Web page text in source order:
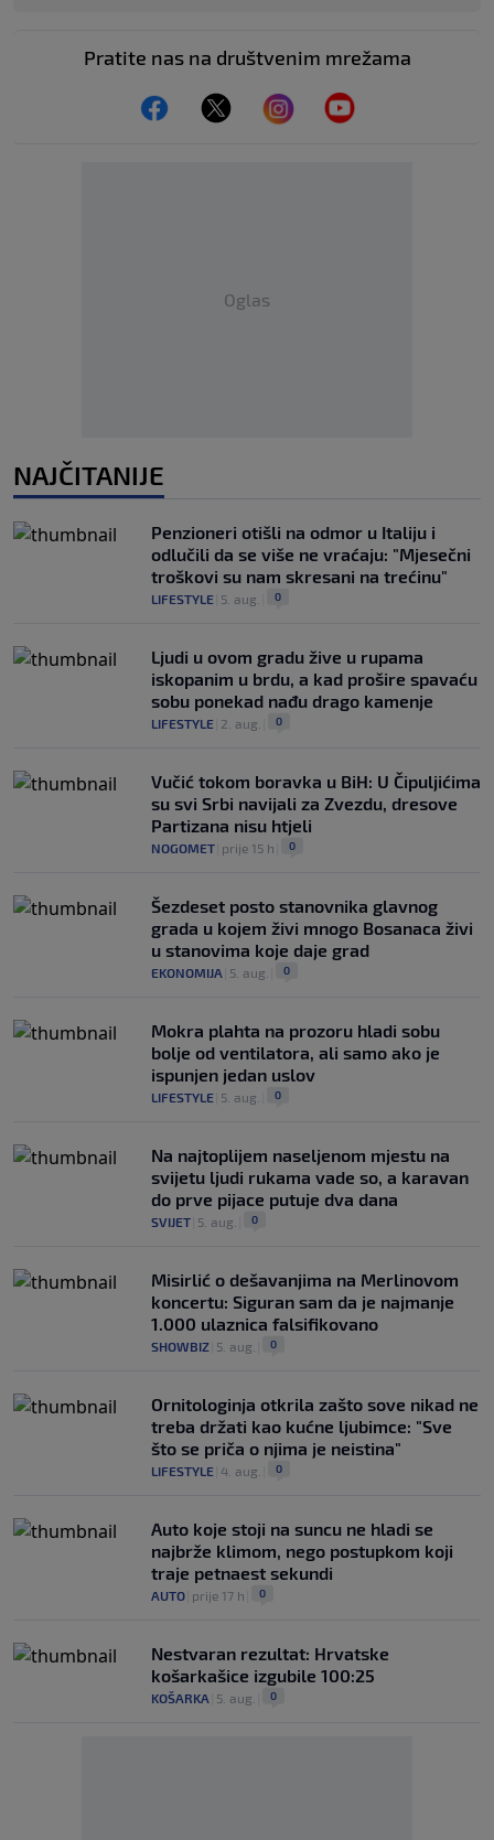
Pratite nas na društvenim mrežama
Oglas
NAJČITANIJE
Penzioneri otišli na odmor u Italiju i
odlučili da se više ne vraćaju: "Mjesečni
troškovi su nam skresani na trećinu"
LIFESTYLE 5. aug. 0
Ljudi u ovom gradu žive u rupama
iskopanim u brdu, a kad prošire spavaću
sobu ponekad nađu drago kamenje
LIFESTYLE 2. aug. 0
Vučić tokom boravka u BiH: U Čipuljićima
su svi Srbi navijali za Zvezdu, dresove
Partizana nisu htjeli
NOGOMET prije 15 h 0
Šezdeset posto stanovnika glavnog
grada u kojem živi mnogo Bosanaca živi
u stanovima koje daje grad
EKONOMIJA 5. aug. 0
Mokra plahta na prozoru hladi sobu
bolje od ventilatora, ali samo ako je
ispunjen jedan uslov
LIFESTYLE 5. aug. 0
Na najtoplijem naseljenom mjestu na
svijetu ljudi rukama vade so, a karavan
do prve pijace putuje dva dana
SVIJET 5. aug. 0
Misirlić o dešavanjima na Merlinovom
koncertu: Siguran sam da je najmanje
1.000 ulaznica falsifikovano
SHOWBIZ 5. aug. 0
Ornitologinja otkrila zašto sove nikad ne
treba držati kao kućne ljubimce: "Sve
što se priča o njima je neistina"
LIFESTYLE 4. aug. 0
Auto koje stoji na suncu ne hladi se
najbrže klimom, nego postupkom koji
traje petnaest sekundi
AUTO prije 17 h 0
Nestvaran rezultat: Hrvatske
košarkašice izgubile 100:25
KOŠARKA 5. aug. 0